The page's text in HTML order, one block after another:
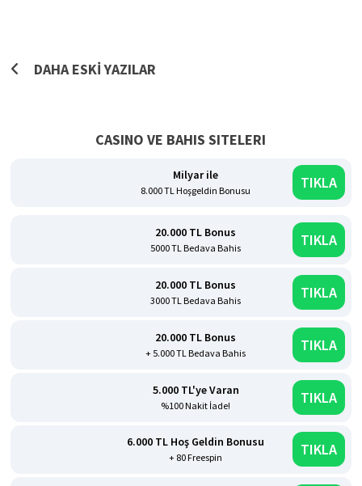
YazıDAHA ESKI YAZILAR
CASINO VE BAHIS SITELERI
Milyar ile
8.000 TL Hoşgeldin Bonusu TIKLA
20.000 TL Bonus
5000 TL Bedava Bahis TIKLA
20.000 TL Bonus
3000 TL Bedava Bahis TIKLA
20.000 TL Bonus
+ 5.000 TL Bedava Bahis TIKLA
5.000 TL'ye Varan
%100 Nakit İade! TIKLA
6.000 TL Hoş Geldin Bonusu
+ 80 Freespin TIKLA